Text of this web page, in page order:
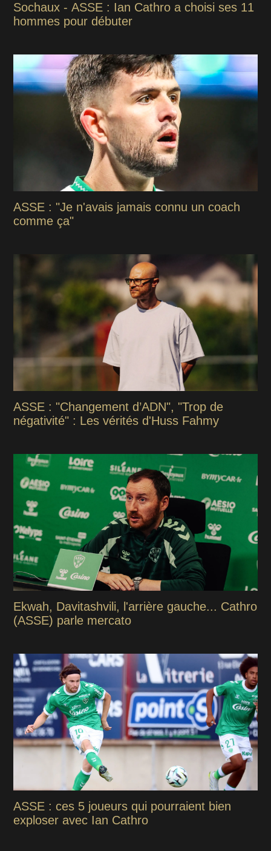
Sochaux - ASSE : Ian Cathro a choisi ses 11
hommes pour débuter
ASSE : "Je n'avais jamais connu un coach
comme ça"
ASSE : "Changement d’ADN", "Trop de
négativité" : Les vérités d'Huss Fahmy
Ekwah, Davitashvili, l'arrière gauche... Cathro
(ASSE) parle mercato
ASSE : ces 5 joueurs qui pourraient bien
exploser avec Ian Cathro